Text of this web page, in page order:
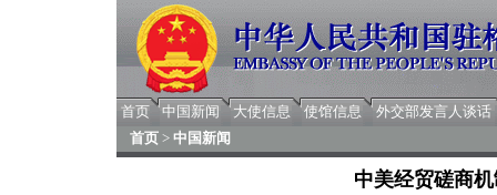
首页 中国新闻 大使信息 使馆信息
外交部发言人谈话
首页 > 中国新闻
中美经贸磋商